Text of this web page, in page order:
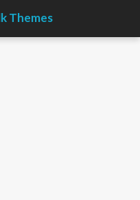
Themes